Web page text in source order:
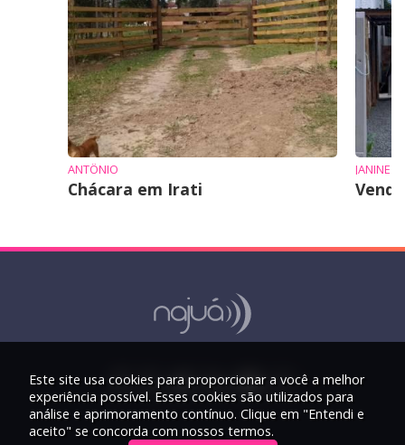
ANTÔNIO
Chácara em Irati
JANINE
Este site usa cookies para proporcionar a você a melhor
experiência possível. Esses cookies são utilizados para
análise e aprimoramento contínuo. Clique em "Entendi e
aceito" se concorda com nossos termos.